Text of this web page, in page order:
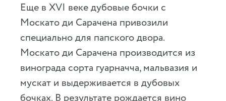
Еще в XVI веке дубовые бочки с
Москато ди Сарачена привозили
специально для папского двора.
Москато ди Сарачена производится из
винограда сорта гуарначча, мальвазия и
мускат и выдерживается в дубовых